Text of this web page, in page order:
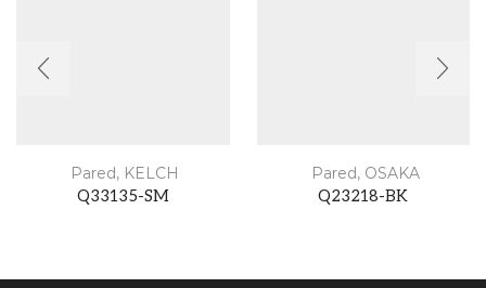
Pared, KELCH
Q33135-SM
Pared, OSAKA
Q23218-BK